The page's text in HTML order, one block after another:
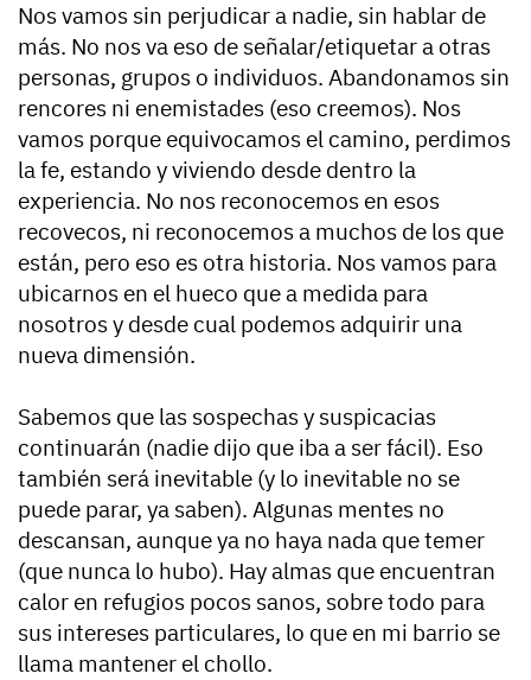
Nos vamos sin perjudicar a nadie, sin hablar de
más. No nos va eso de señalar/etiquetar a otras
personas, grupos o individuos. Abandonamos sin
rencores ni enemistades (eso creemos). Nos
vamos porque equivocamos el camino, perdimos
la fe, estando y viviendo desde dentro la
experiencia. No nos reconocemos en esos
recovecos, ni reconocemos a muchos de los que
están, pero eso es otra historia. Nos vamos para
ubicarnos en el hueco que a medida para
nosotros y desde cual podemos adquirir una
nueva dimensión.
Sabemos que las sospechas y suspicacias
continuarán (nadie dijo que iba a ser fácil). Eso
también será inevitable (y lo inevitable no se
puede parar, ya saben). Algunas mentes no
descansan, aunque ya no haya nada que temer
(que nunca lo hubo). Hay almas que encuentran
calor en refugios pocos sanos, sobre todo para
sus intereses particulares, lo que en mi barrio se
llama mantener el chollo.